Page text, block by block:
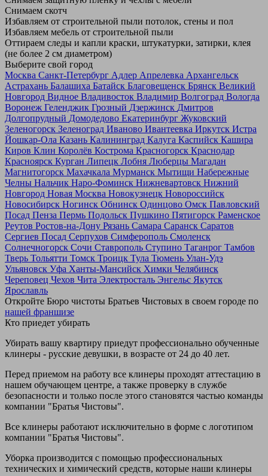
Снимаем скотч
Избавляем от строительной пыли потолок, стены и пол
Избавляем мебель от строительной пыли
Оттираем следы и капли краски, штукатурки, затирки, клея
(не более 2 см диаметром)
Выберите свой город
Москва Санкт-Петербург Адлер Апрелевка Архангельск
Астрахань Балашиха Батайск Благовещенск Брянск Великий
Новгород Видное Владивосток Владимир Волгоград Вологда
Воронеж Геленджик Грозный Дзержинск Дмитров
Долгопрудный Домодедово Екатеринбург Жуковский
Зеленогорск Зеленоград Иваново Ивантеевка Иркутск Истра
Йошкар-Ола Казань Калининград Калуга Каспийск Кашира
Киров Клин Королёв Кострома Красногорск Краснодар
Красноярск Курган Липецк Лобня Люберцы Магадан
Магнитогорск Махачкала Мурманск Мытищи Набережные
Челны Нальчик Наро-Фоминск Нижневартовск Нижний
Новгород Новая Москва Новокузнецк Новороссийск
Новосибирск Ногинск Обнинск Одинцово Омск Павловский
Посад Пенза Пермь Подольск Пушкино Пятигорск Раменское
Реутов Ростов-на-Дону Рязань Самара Саранск Саратов
Сергиев Посад Серпухов Симферополь Смоленск
Солнечногорск Сочи Ставрополь Ступино Таганрог Тамбов
Тверь Тольятти Томск Троицк Тула Тюмень Улан-Удэ
Ульяновск Уфа Ханты-Мансийск Химки Челябинск
Череповец Чехов Чита Электросталь Энгельс Якутск
Ярославль
Откройте Бюро чистоты Братьев Чистовых в своем городе по
нашей франшизе
Кто приедет убирать
Убирать вашу квартиру приедут профессионально обученные
клинеры - русские девушки, в возрасте от 24 до 40 лет.
Перед приемом на работу все клинеры проходят аттестацию в
нашем обучающем центре, а также проверку в службе
безопасности и только после этого становятся частью команды
компании "Братья Чистовы".
Все клинеры работают исключительно в форме с логотипом
компании "Братья Чистовы".
Уборка производится с помощью профессиональных
технических и химический средств, которые наши клинеры